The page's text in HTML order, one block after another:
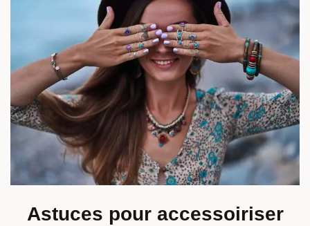
Astuces pour accessoiriser